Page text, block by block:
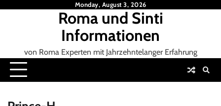
Monday, August 3, 2026
Roma und Sinti
Informationen
von Roma Experten mit Jahrzehntelanger Erfahrung